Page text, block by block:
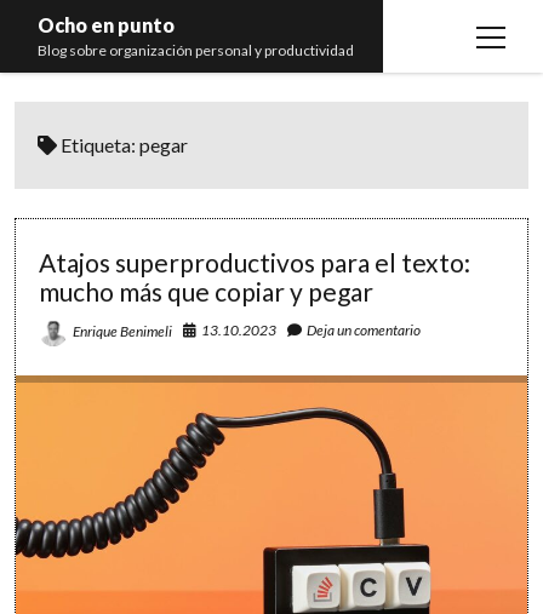
Ocho en punto
Blog sobre organización personal y productividad
open
Libros
Etiqueta:pegar
Atajos superproductivos para el texto:
mucho más que copiar y pegar
Enrique Benimeli 13.10.2023 Deja un comentario